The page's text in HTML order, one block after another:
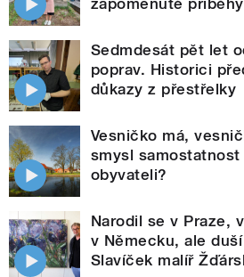
Sedmdesát pět let
poprav. Historici
důkazy z přestřelky
Vesničko má,
smysl
obyvateli?
Narodil se v Praze,
v Německu, ale
Slavíček malíř